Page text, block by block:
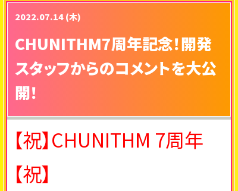
2022.07.14 (木)
CHUNITHM7周年記念！開発
スタッフからのコメントを大公
開！
【祝】CHUNITHM 7周年
【祝】